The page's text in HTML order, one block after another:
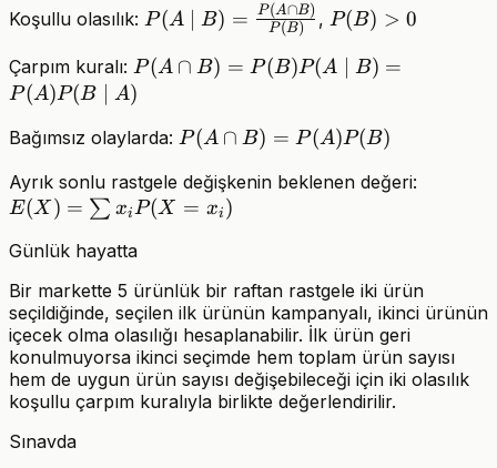
Koşullu olasılık: P(A\mid
B)=\frac{P(A\cap
B)}{P(B)}
P(A ∣ B) = P(B)
P(A∩B) , P(B)>0
P(B) > 0
Çarpım kuralı: P(A\cap
B)=P(B)P(A\mid
A)
P(A ∩ B) = P(B)P(A B) =
P(A)P(B A)
Bağımsız olaylarda: P(A\cap
P(A ∩ B) = P(A)P(B)
Ayrık sonlu rastgele değişkenin beklenen değeri:
E(X ) = ∑ xiP(X = xi )
Günlük hayatta
Bir markette 5 ürünlük bir raftan rastgele iki ürün
seçildiğinde, seçilen ilk ürünün kampanyalı, ikinci ürünün
içecek olma olasılığı hesaplanabilir. İlk ürün geri
konulmuyorsa ikinci seçimde hem toplam ürün sayısı
hem de uygun ürün sayısı değişebileceği için iki olasılık
koşullu çarpım kuralıyla birlikte değerlendirilir.
Sınavda